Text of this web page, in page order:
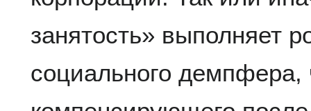
занятость» выполняет
социального демпфера,